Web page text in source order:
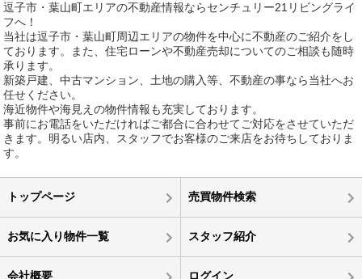
逗子市・葉山町エリアの不動産情報ならセンチュリー21リビングライ
フへ！
当社は逗子市・葉山町周辺エリアの物件を中心に不動産のご紹介をし
ております。また、住宅ローンや不動産売却についてのご相談も随時
承ります。
新築戸建、中古マンション、土地の購入等、不動産の事なら当社へお
任せください。
海近物件や海見えの物件情報も充実しております。
事前にお電話をいただければご都合に合わせてご対応をさせていただ
きます。明るい店内、スタッフでお客様のご来店をお待ちしておりま
す。
トップページ 売買物件検索
お気に入り物件一覧 スタッフ紹介
会社概要 ログイン